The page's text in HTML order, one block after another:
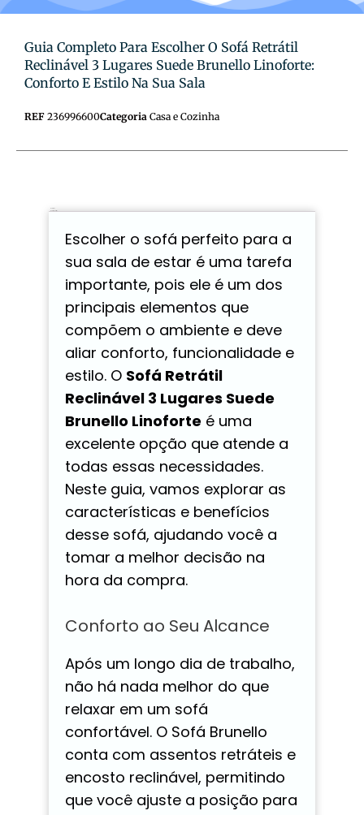
Guia Completo Para Escolher O Sofá Retrátil
Reclinável 3 Lugares Suede Brunello Linoforte:
Conforto E Estilo Na Sua Sala
REF 236996600Categoria Casa e Cozinha
Escolher o sofá perfeito para a
sua sala de estar é uma tarefa
importante, pois ele é um dos
principais elementos que
compõem o ambiente e deve
aliar conforto, funcionalidade e
estilo. O Sofá Retrátil
Reclinável 3 Lugares Suede
Brunello Linoforte é uma
excelente opção que atende a
todas essas necessidades.
Neste guia, vamos explorar as
características e benefícios
desse sofá, ajudando você a
tomar a melhor decisão na
hora da compra.
Conforto ao Seu Alcance
Após um longo dia de trabalho,
não há nada melhor do que
relaxar em um sofá
confortável. O Sofá Brunello
conta com assentos retráteis e
encosto reclinável, permitindo
que você ajuste a posição para